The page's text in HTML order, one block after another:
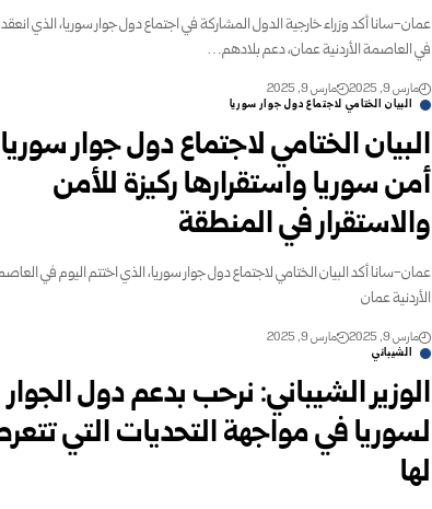
عمان-سانا أكد وزراء خارجية الدول المشاركة في اجتماع دول جوار سوريا، الذي انعقد
في العاصمة الأردنية عمان، دعم بلادهم…
مارس 9, 2025 مارس 9, 2025
البيان الختامي لاجتماع دول جوار سوريا
البيان الختامي لاجتماع دول جوار
أمن سوريا واستقرارها ركيزة للأمن
والاستقرار في المنطقة
عمان-سانا أكد البيان الختامي لاجتماع دول جوار سوريا، الذي اختتم اليوم في
الأردنية عمان
مارس 9, 2025 مارس 9, 2025
الشيباني
الوزير الشيباني: نرحب بدعم دول الجوار
لسوريا في مواجهة التحديات التي
لها